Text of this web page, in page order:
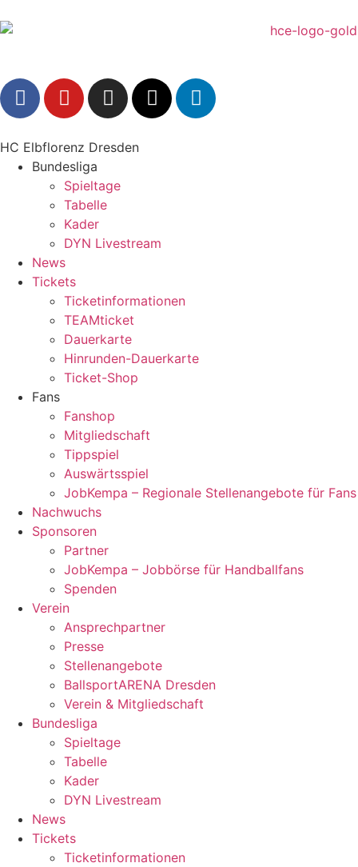
HC Elbflorenz Dresden
Bundesliga
Spieltage
Tabelle
Kader
DYN Livestream
News
Tickets
Ticketinformationen
TEAMticket
Dauerkarte
Hinrunden-Dauerkarte
Ticket-Shop
Fans
Fanshop
Mitgliedschaft
Tippspiel
Auswärtsspiel
JobKempa – Regionale Stellenangebote für Fans
Nachwuchs
Sponsoren
Partner
JobKempa – Jobbörse für Handballfans
Spenden
Verein
Ansprechpartner
Presse
Stellenangebote
BallsportARENA Dresden
Verein & Mitgliedschaft
Bundesliga
Spieltage
Tabelle
Kader
DYN Livestream
News
Tickets
Ticketinformationen